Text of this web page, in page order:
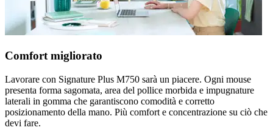
Comfort migliorato
Lavorare con Signature Plus M750 sarà un piacere. Ogni mouse
presenta forma sagomata, area del pollice morbida e impugnature
laterali in gomma che garantiscono comodità e corretto
posizionamento della mano. Più comfort e concentrazione su ciò che
devi fare.